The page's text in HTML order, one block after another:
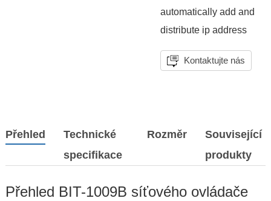
automatically add and
distribute ip address
Kontaktujte nás
Přehled
Technické
specifikace
Rozměr
Související
produkty
Přehled BIT-1009B síťového ovládače